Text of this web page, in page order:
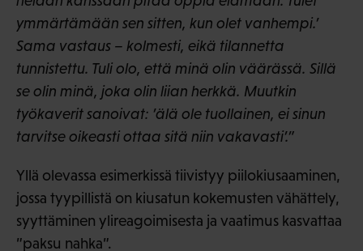
ymmärtämään sen sitten, kun olet vanhempi.’
Sama vastaus – kolmesti, eikä tilannetta
tunnistettu. Tuli olo, että minä olin väärässä. Sillä
se olin minä, joka olin liian herkkä. Muutkin
työkaverit sanoivat: ’älä ole tuollainen, ei sinun
tarvitse oikeasti ottaa sitä niin vakavasti’.”
Yllä olevassa esimerkissä tiivistyy piilokiusaaminen,
jossa tyypillistä on kiusatun kokemusten vähättely,
syyttäminen ylireagoimisesta ja vaatimus kasvattaa
”paksu nahka”.